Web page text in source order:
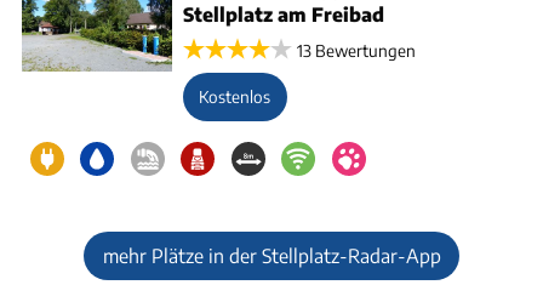
Stellplatz am Freibad
13 Bewertungen
Kostenlos
mehr Plätze in der Stellplatz-Radar-App